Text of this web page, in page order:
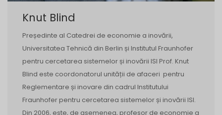
Knut Blind
Președinte al Catedrei de economie a inovării,
Universitatea Tehnică din Berlin și Institutul Fraunhofer
pentru cercetarea sistemelor și inovării ISI Prof. Knut
Blind este coordonatorul unității de afaceri pentru
Reglementare și inovare din cadrul Institutului
Fraunhofer pentru cercetarea sistemelor și inovării ISI.
Din 2006, este, de asemenea, profesor de economie a